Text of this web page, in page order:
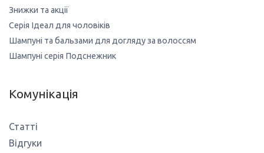
Знижки та акції
Серія Ідеал для чоловіків
Шампуні та бальзами для догляду за волоссям
Шампуні серія Подснежник
Комунікація
Статті
Відгуки